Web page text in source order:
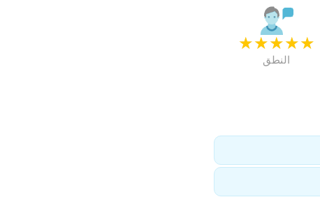
★
★
★
★
★
النطق